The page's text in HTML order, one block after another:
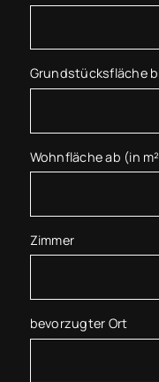
Grundstücksfläche
Wohnfläche ab (in
Zimmer
bevorzugter Ort